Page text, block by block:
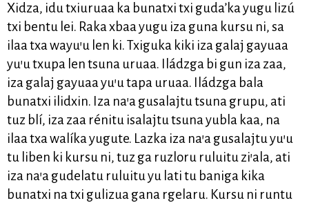
Xidza, idu txiuruaa ka bunatxi txi guda’ka yugu lizú
txi bentu lei. Raka xbaa yugu iza guna kursu ni, sa
ilaa txa wayu’u len ki. Txiguka kiki iza galaj gayuaa
yu’u txupa len tsuna uruaa. Iládzga bi gun iza zaa,
iza galaj gayuaa yu’u tapa uruaa. Iládzga bala
bunatxi ilidxin. Iza na’a gusalajtu tsuna grupu, ati
tuz blí, iza zaa rénitu isalajtu tsuna yubla kaa, na
ilaa txa walíka yugute. Lazka iza na’a gusalajtu yu’u
tu liben ki kursu ni, tuz ga ruzloru ruluitu zi’ala, ati
iza na’a gudelatu ruluitu yu lati tu baniga kika
bunatxi na txi gulizua gana rgelaru. Kursu ni runtu